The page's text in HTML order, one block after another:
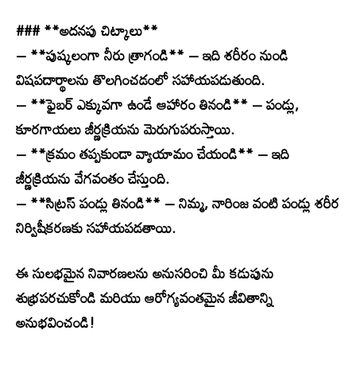
### **అదనపు చిట్కాలు**
– **పుష్కలంగా నీరు త్రాగండి** – ఇది శరీరం నుండి
విషపదార్థాలను తొలగించడంలో సహాయపడుతుంది.
– **ఫైబర్ ఎక్కువగా ఉండే ఆహారం తినండి** – పండ్లు,
కూరగాయలు జీర్ణక్రియను మెరుగుపరుస్తాయి.
– **క్రమం తప్పకుండా వ్యాయామం చేయండి** – ఇది
జీర్ణక్రియను వేగవంతం చేస్తుంది.
– **సిట్రస్ పండ్లు తినండి** – నిమ్మ, నారింజ వంటి పండ్లు శరీర
నిర్విషీకరణకు సహాయపడతాయి.
ఈ సులభమైన నివారణలను అనుసరించి మీ కడుపును
శుభ్రపరచుకోండి మరియు ఆరోగ్యవంతమైన జీవితాన్ని
అనుభవించండి!